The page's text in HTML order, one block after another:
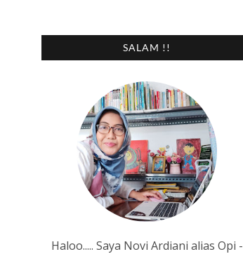
SALAM !!
Haloo..... Saya Novi Ardiani alias Opi -